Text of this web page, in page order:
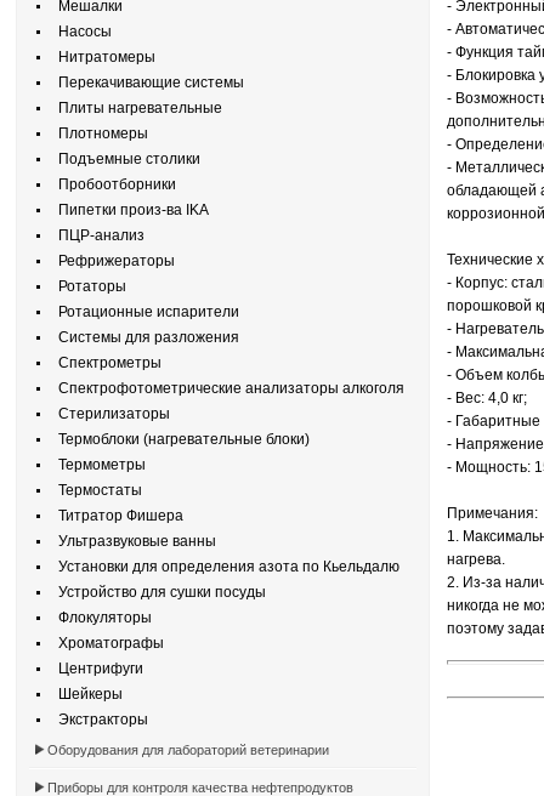
Мешалки
Насосы
Нитратомеры
Перекачивающие системы
Плиты нагревательные
Плотномеры
Подъемные столики
Пробоотборники
Пипетки произ-ва IKA
ПЦР-анализ
Рефрижераторы
Ротаторы
Ротационные испарители
Системы для разложения
Спектрометры
Спектрофотометрические анализаторы алкоголя
Стерилизаторы
Термоблоки (нагревательные блоки)
Термометры
Термостаты
Титратор Фишера
Ультразвуковые ванны
Установки для определения азота по Кьельдалю
Устройство для сушки посуды
Флокуляторы
Хроматографы
Центрифуги
Шейкеры
Экстракторы
Оборудования для лабораторий ветеринарии
Приборы для контроля качества нефтепродуктов
-
-
- Функция
- Блокировка
-
-
-
обладающей
Технические
- Корпус:
порошковой
-
-
- Объем
- Вес: 4,0 кг;
-
-
- Мощность:
Примечания:
1.
нагрева.
2. Из-за
никогда не
поэтому